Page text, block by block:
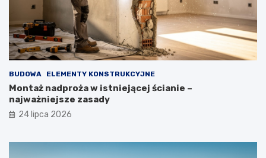
BUDOWA ELEMENTY KONSTRUKCYJNE
Montaż nadproża w istniejącej ścianie –
najważniejsze zasady
24 lipca 2026